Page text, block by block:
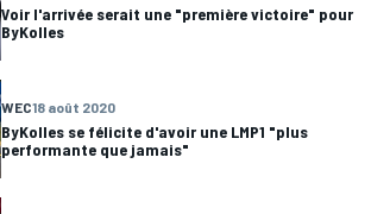
Voir l'arrivée serait une "première victoire" pour
ByKolles
WEC18 août 2020
ByKolles se félicite d'avoir une LMP1 "plus
performante que jamais"